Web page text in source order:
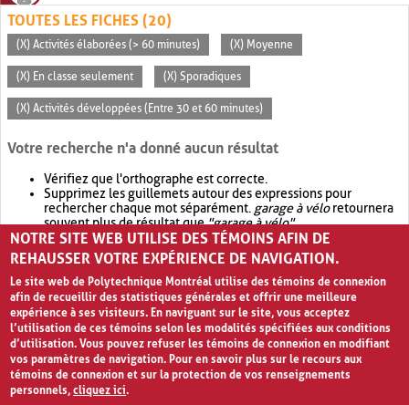
TOUTES LES FICHES (20)
(X) Activités élaborées (> 60 minutes) (X) Moyenne
(X) En classe seulement (X) Sporadiques
(X) Activités développées (Entre 30 et 60 minutes)
Votre recherche n'a donné aucun résultat
Vérifiez que l'orthographe est correcte.
Supprimez les guillemets autour des expressions pour
rechercher chaque mot séparément. garage à véloretournera
souvent plus de résultat que"garage à vélo".
Envisagez d'élargir votre recherche avec OR.garage OR vélo
retournera souvent plus de résultat quegarage à vélo
NOTRE SITE WEB UTILISE DES TÉMOINS AFIN DE
REHAUSSER VOTRE EXPÉRIENCE DE NAVIGATION.
Le site web de Polytechnique Montréal utilise des témoins de connexion
afin de recueillir des statistiques générales et offrir une meilleure
expérience à ses visiteurs. En naviguant sur le site, vous acceptez
l’utilisation de ces témoins selon les modalités spécifiées aux conditions
d’utilisation. Vous pouvez refuser les témoins de connexion en modifiant
vos paramètres de navigation. Pour en savoir plus sur le recours aux
témoins de connexion et sur la protection de vos renseignements
personnels,cliquez ici.